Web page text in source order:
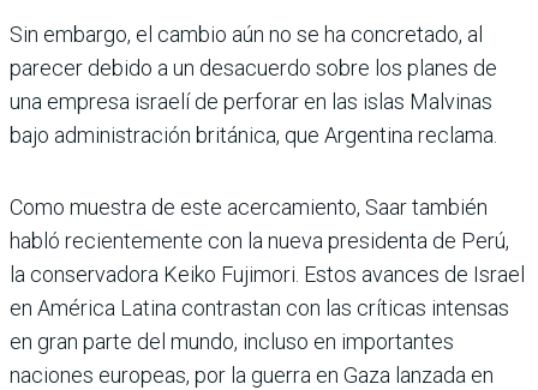
Sin embargo, el cambio aún no se ha concretado, al
parecer debido a un desacuerdo sobre los planes de
una empresa israelí de perforar en las islas Malvinas
bajo administración británica, que Argentina reclama.
Como muestra de este acercamiento, Saar también
habló recientemente con la nueva presidenta de Perú,
la conservadora Keiko Fujimori. Estos avances de Israel
en América Latina contrastan con las críticas intensas
en gran parte del mundo, incluso en importantes
naciones europeas, por la guerra en Gaza lanzada en